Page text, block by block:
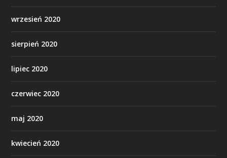
wrzesień 2020
sierpień 2020
lipiec 2020
czerwiec 2020
maj 2020
kwiecień 2020